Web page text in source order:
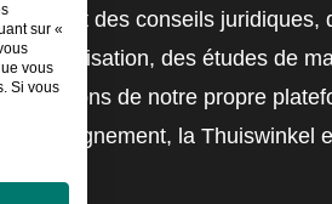
outils et des conseils juridiques,
sensibilisation, des études de
disposons de notre propre
d'enseignement, la Thuiswinkel
sur «
vous
Si vous